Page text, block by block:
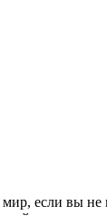
если вы не